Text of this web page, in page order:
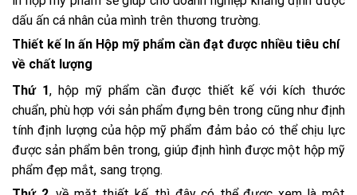
dấu ấn cá nhân của mình trên thương trường.
Thiết kế In ấn Hộp mỹ phẩm cần đạt được nhiều tiêu chí
về chất lượng
Thứ 1, hộp mỹ phẩm cần được thiết kế với kích thước
chuẩn, phù hợp với sản phẩm đựng bên trong cũng như định
tính định lượng của hộp mỹ phẩm đảm bảo có thể chịu lực
được sản phẩm bên trong, giúp định hình được một hộp mỹ
phẩm đẹp mắt, sang trọng.